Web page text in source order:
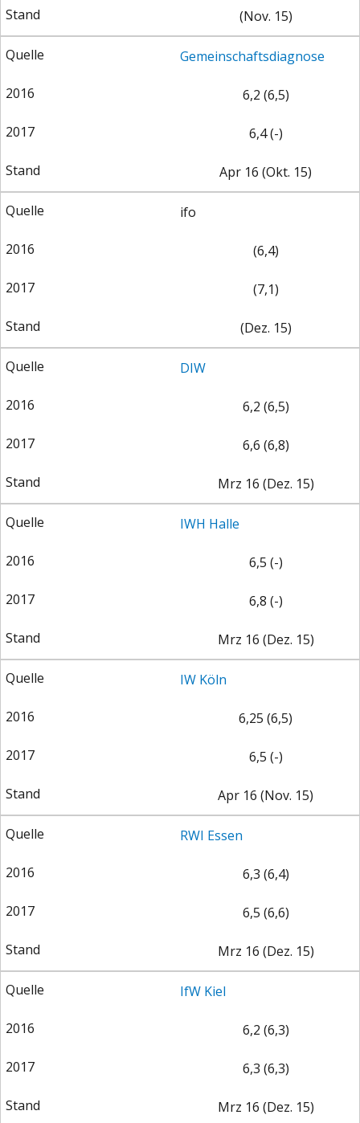
(Nov. 15)
Gemeinschaftsdiagnose
6,2 (6,5)
6,4 (-)
Apr 16 (Okt. 15)
ifo
(6,4)
(7,1)
(Dez. 15)
DIW
6,2 (6,5)
6,6 (6,8)
Mrz 16 (Dez. 15)
IWH Halle
6,5 (-)
6,8 (-)
Mrz 16 (Dez. 15)
IW Köln
6,25 (6,5)
6,5 (-)
Apr 16 (Nov. 15)
RWI Essen
6,3 (6,4)
6,5 (6,6)
Mrz 16 (Dez. 15)
IfW Kiel
6,2 (6,3)
6,3 (6,3)
Mrz 16 (Dez. 15)